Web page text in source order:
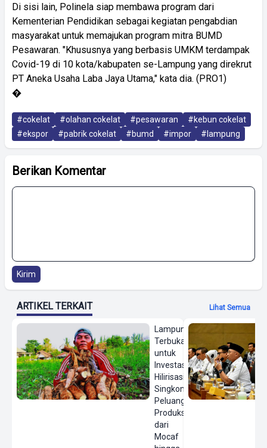
Di sisi lain, Polinela siap membawa program dari
Kementerian Pendidikan sebagai kegiatan pengabdian
masyarakat untuk memajukan program mitra BUMD
Pesawaran. "Khususnya yang berbasis UMKM terdampak
Covid-19 di 10 kota/kabupaten se-Lampung yang direkrut
PT Aneka Usaha Laba Jaya Utama," kata dia. (PRO1)
�
#cokelat #olahan cokelat #pesawaran
#kebun cokelat
#ekspor
#pabrik cokelat #bumd #impor #lampung
Berikan Komentar
Kirim
ARTIKEL TERKAIT Lihat Semua
Lampung
Terbuka
untuk
Investasi
Hilirisasi
Singkong,
Peluang
Produksi
dari
Mocaf